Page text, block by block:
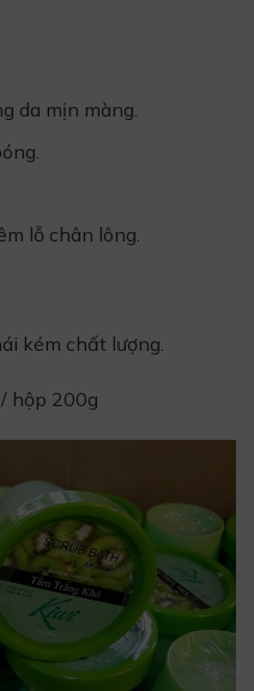
da mịn màng.
lỗ chân lông.
kém chất lượng.
hộp 200g